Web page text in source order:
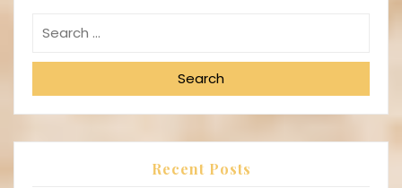
Search
Recent Posts